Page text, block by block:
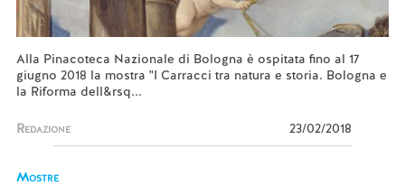
Alla Pinacoteca Nazionale di Bologna è ospitata fino al 17
giugno 2018 la mostra "I Carracci tra natura e storia. Bologna e
la Riforma dell&rsq...
Redazione 23/02/2018
Mostre